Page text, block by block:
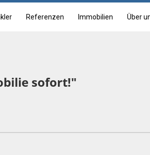
Referenzen Immobilien Über
sofort!"